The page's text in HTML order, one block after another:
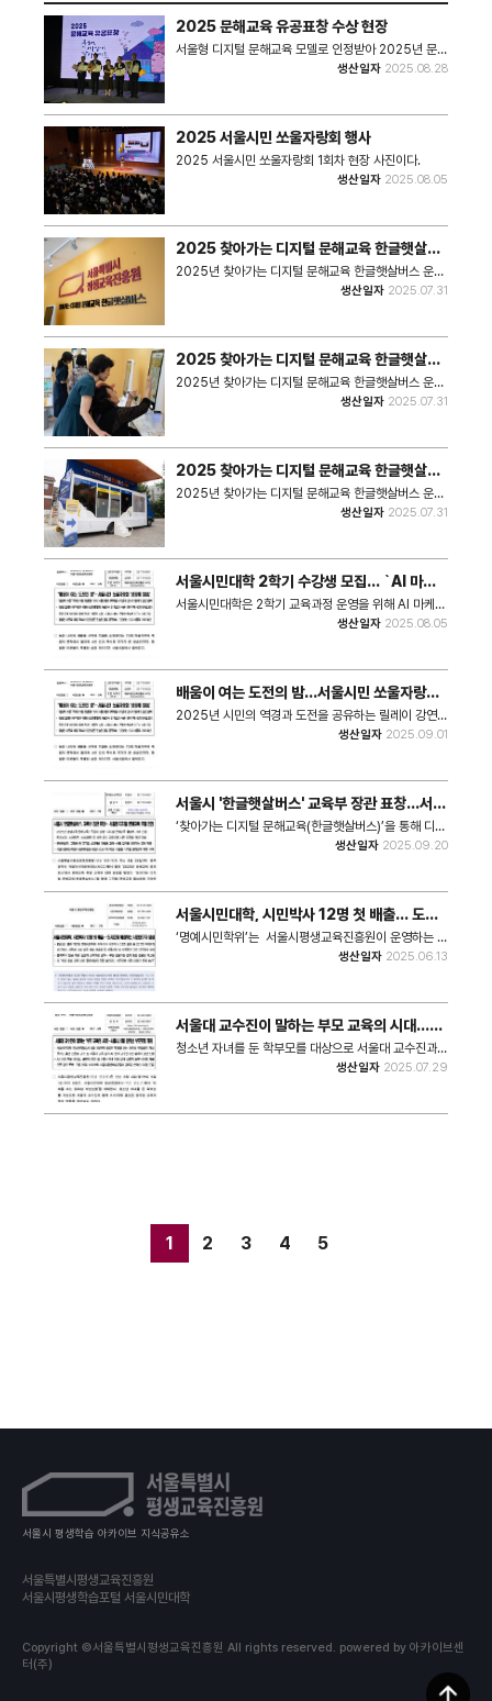
2025 문해교육 유공표창 수상 현장
서울형 디지털 문해교육 모델로 인정받아 2025년 문해
교육 유공 표창을 수상한 현장이다.생산일자 2025.08.28
2025 서울시민 쏘울자랑회 행사
2025 서울시민 쏘울자랑회 1회차 현장 사진이다.
생산일자 2025.08.05
2025 찾아가는 디지털 문해교육 한글햇살버
스 운영 현장(1)
2025년 찾아가는 디지털 문해교육 한글햇살버스 운영
생산일자 2025.07.31
2025 찾아가는 디지털 문해교육 한글햇살버
스 운영 현장(2)
2025년 찾아가는 디지털 문해교육 한글햇살버스 운영
생산일자 2025.07.31
2025 찾아가는 디지털 문해교육 한글햇살버
스 운영 현장(3)
2025년 찾아가는 디지털 문해교육 한글햇살버스 운영
생산일자 2025.07.31
서울시민대학 2학기 수강생 모집… `AI 마케
팅부터 동화 창작까지` 기술·예술·철학 아우른
강좌 개설
서울시민대학은 2학기 교육과정 운영을 위해 AI 마케팅
부터 동화 창작까지 다양한 주제로 네 곳의 캠퍼스에서
생산일자 2025.08.05
배움이 여는 도전의 밤…서울시민 쏘울자랑회
'성장해 SOUL'
2025년 시민의 역경과 도전을 공유하는 릴레이 강연
「서울시민 쏘울자랑회」를 개최한다. 시민 연사 3인과 유
게 소개한다.
생산일자 2025.09.01
서울시 '한글햇살버스' 교육부 장관 표창…서울
형 디지털 문해교육 모델 인정
‘찾아가는 디지털 문해교육(한글햇살버스)’을 통해 디지
털 문해교육 활성화에 기여한 공로를 인정받아 ‘2025
생산일자 2025.09.20
서울시민대학, 시민박사 12명 첫 배출… 도시
문제 해결하는 시민연구자 양성
‘명예시민학위’는 서울시평생교육진흥원이 운영하는 서
울시민대학 학습자에게 수여하는 서울시장 명의의 비공
생산일자 2025.06.13
서울대 교수진이 말하는 부모 교육의 시대…서
울시 8월 창의성 부모포럼 개최
청소년 자녀를 둔 학부모를 대상으로 서울대 교수진과
함께 AI시대에 필요한 창의성 교육과 부모 역할을 짚어
생산일자 2025.07.29
1 2 3 4 5
서울시 평생학습 아카이브 지식공유소
서울특별시평생교육진흥원
서울시평생학습포털 서울시민대학
Copyright ©서울특별시평생교육진흥원 All rights reserved. powered by 아카이브센
터(주)